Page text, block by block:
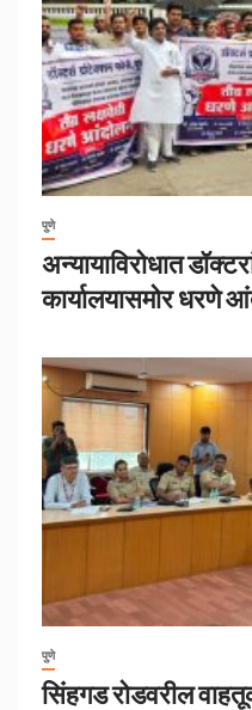
पुणे
अन्यायाविरोधात
कार्यालयासमोर धरणे
पुणे
सिंहगड रोडवरील